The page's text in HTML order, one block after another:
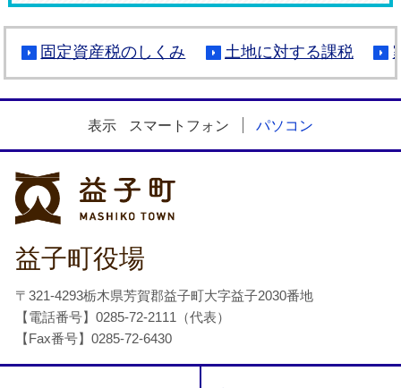
固定資産税のしくみ 土地に対する課税
表示 スマートフォン パソコン
益子町役場
〒321-4293栃木県芳賀郡益子町大字益子2030番地
【電話番号】0285-72-2111（代表）
【Fax番号】0285-72-6430